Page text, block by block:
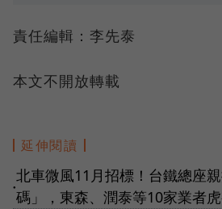
責任編輯：李先泰
本文不開放轉載
延伸閱讀
●
北車微風11月招標！台鐵總座
碼」，東森、潤泰等10家業者